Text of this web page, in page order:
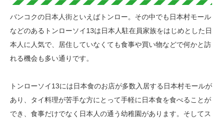
バンコクの日本人街といえばトンロー。その中でも日本村モール
などのあるトンローソイ13は日本人駐在員家族をはじめとした日
本人に人気で、居住していなくても食事や買い物などで何かと訪
れる機会も多い通りです。
トンローソイ13には日本食のお店が多数入居する日本村モールが
あり、タイ料理が苦手な方にとって手軽に日本食を食べることが
でき、食事だけでなく日本人の通う幼稚園があります。そしてス